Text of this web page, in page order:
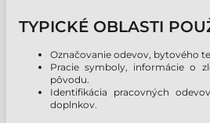
TYPICKÉ OBLASTI
Označovanie odevov, bytového
Pracie symboly, informácie o
pôvodu.
Identifikácia pracovných
doplnkov.